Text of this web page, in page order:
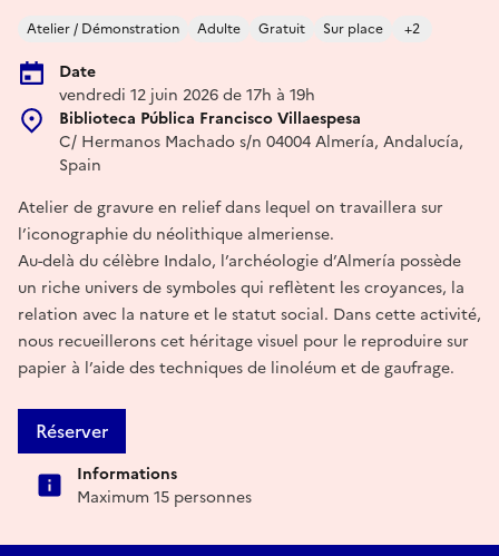
Atelier / Démonstration Adulte Gratuit Sur place +2
Date
vendredi 12 juin 2026 de 17h à 19h
Biblioteca Pública Francisco Villaespesa
C/ Hermanos Machado s/n 04004 Almería, Andalucía,
Spain
Atelier de gravure en relief dans lequel on travaillera sur
l’iconographie du néolithique almeriense.
Au-delà du célèbre Indalo, l’archéologie d’Almería possède
un riche univers de symboles qui reflètent les croyances, la
relation avec la nature et le statut social. Dans cette activité,
nous recueillerons cet héritage visuel pour le reproduire sur
papier à l’aide des techniques de linoléum et de gaufrage.
Réserver
Informations
Maximum 15 personnes